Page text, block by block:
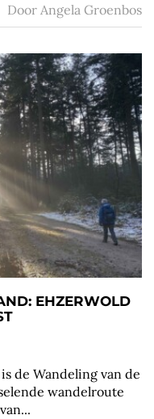
Door Angela Groenbos
EHZERWOLD
de Wandeling van de
wandelroute